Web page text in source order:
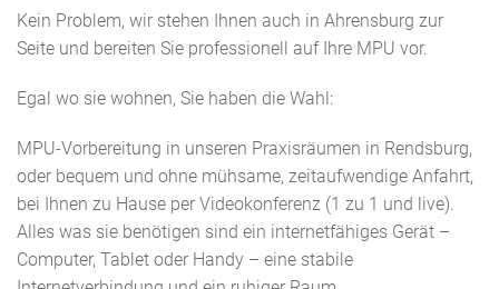
Kein Problem, wir stehen Ihnen auch in Ahrensburg zur
Seite und bereiten Sie professionell auf Ihre MPU vor.
Egal wo sie wohnen, Sie haben die Wahl:
MPU-Vorbereitung in unseren Praxisräumen in Rendsburg,
oder bequem und ohne mühsame, zeitaufwendige Anfahrt,
bei Ihnen zu Hause per Videokonferenz (1 zu 1 und live).
Alles was sie benötigen sind ein internetfähiges Gerät –
Computer, Tablet oder Handy – eine stabile